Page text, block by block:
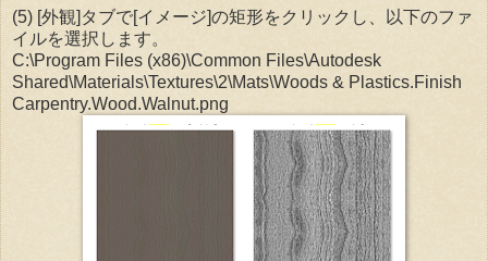
(5) [外観]タブで[イメージ]の矩形をクリックし、以下のファ
イルを選択します。
C:\Program Files (x86)\Common Files\Autodesk
Shared\Materials\Textures\2\Mats\Woods & Plastics.Finish
Carpentry.Wood.Walnut.png